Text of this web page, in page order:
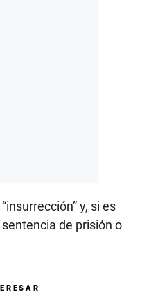
y, si es
de prisión o